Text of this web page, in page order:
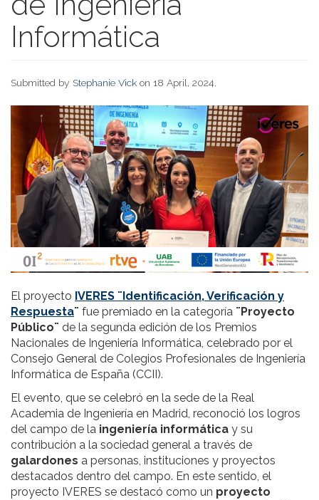
Informática
Submitted by Stephanie Vick on 18 April, 2024.
El proyecto IVERES ¨Identificación, Verificación y
Respuesta¨ fue premiado en la categoría ¨Proyecto
Público¨ de la segunda edición de los Premios
Nacionales de Ingeniería Informática, celebrado por el
Consejo General de Colegios Profesionales de Ingeniería
Informática de España (CCII).
El evento, que se celebró en la sede de la Real
Academia de Ingeniería en Madrid, reconoció los logros
del campo de la ingeniería informática y su
contribución a la sociedad general a través de
galardones a personas, instituciones y proyectos
destacados dentro del campo. En este sentido, el
proyecto IVERES se destacó como un proyecto